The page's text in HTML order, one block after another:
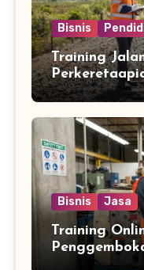
Bisnis
Training
Bisnis Jasa
Training